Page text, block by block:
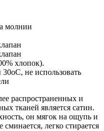
молнии
хлопок).
не использовать
распространенных и
тканей является сатин.
он мягок на ощупь и
легко стирается